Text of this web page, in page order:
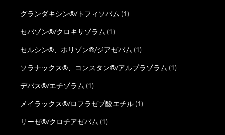
グランダキシン®/トフィソパム (1)
セパゾン®/クロキサゾラム (1)
セルシン®、ホリゾン®/ジアゼパム (1)
ソラナックス®、コンスタン®/アルプラゾラム (1)
デパス®/エチゾラム (1)
メイラックス®/ロフラゼプ酸エチル (1)
リーゼ®/クロチアゼパム (1)